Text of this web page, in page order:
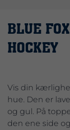
BLUE
HOCKEY
Vis din
hue. Den er
og gul. På
den ene side